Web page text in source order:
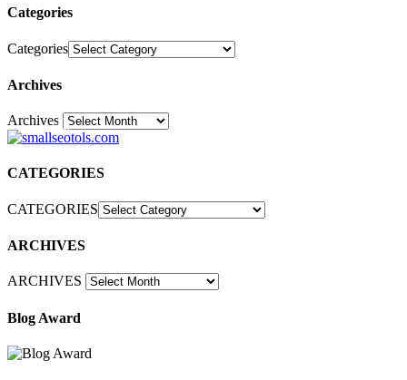
Categories
Categories
Archives
Archives30
CATEGORIES
CATEGORIES
ARCHIVES
ARCHIVES
Blog Award